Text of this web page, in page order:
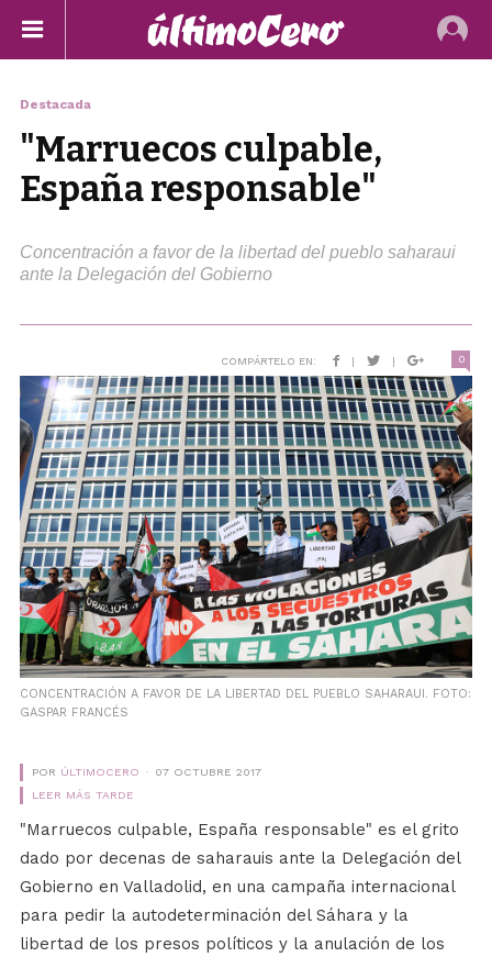
Destacada
"Marruecos culpable,
España responsable"
Concentración a favor de la libertad del pueblo saharaui
ante la Delegación del Gobierno
COMPÁRTELO EN: | | 0
CONCENTRACIÓN A FAVOR DE LA LIBERTAD DEL PUEBLO SAHARAUI. FOTO:
GASPAR FRANCÉS
POR ÚLTIMOCERO
07 OCTUBRE 2017
LEER MÁS TARDE
"Marruecos culpable, España responsable" es el grito
dado por decenas de saharauis ante la Delegación del
Gobierno en Valladolid, en una campaña internacional
para pedir la autodeterminación del Sáhara y la
libertad de los presos políticos y la anulación de los